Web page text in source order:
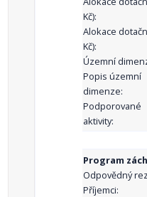
Kč):
Alokace
Kč):
Územní
Popis územní
dimenze:
Podporované
aktivity:
Program
Odpovědný
Příjemci: